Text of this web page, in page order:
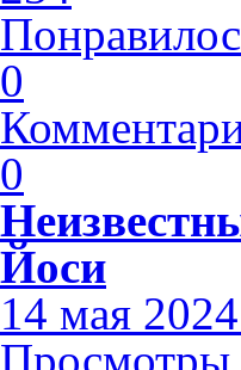
0
0
Йоси
14 мая 2024